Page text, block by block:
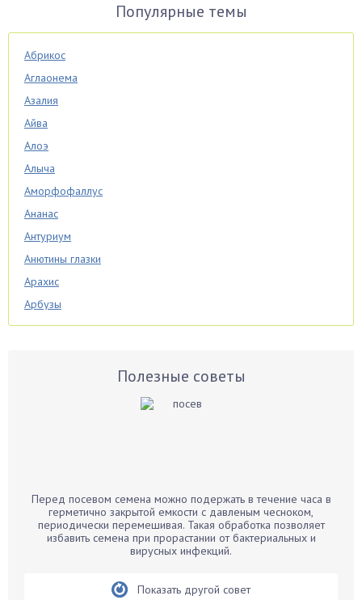
Популярные темы
Абрикос
Аглаонема
Азалия
Айва
Алоэ
Алыча
Аморфофаллус
Ананас
Антуриум
Анютины глазки
Арахис
Арбузы
Аспарагус
Бархатцы
Бегония
Полезные советы
Перед посевом семена можно подержать в течение часа в
герметично закрытой емкости с давленым чесноком,
периодически перемешивая. Такая обработка позволяет
избавить семена при прорастании от бактериальных и
вирусных инфекций.
Показать другой совет